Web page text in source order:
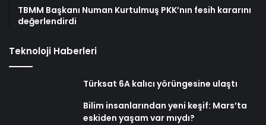
TBMM Başkanı Numan Kurtulmuş PKK’nın fesih kararını
değerlendirdi
Teknoloji Haberleri
Türksat 6A kalıcı yörüngesine ulaştı
Bilim insanlarından yeni keşif: Mars’ta
eskiden yaşam var mıydı?